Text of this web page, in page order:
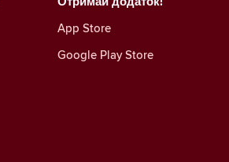
App Store
Google Play Store